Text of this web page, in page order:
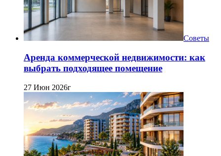
Советы
Аренда коммерческой недвижимости: как
выбрать подходящее помещение
27 Июн 2026г